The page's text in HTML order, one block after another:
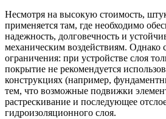
Несмотря на высокую стоимость,
применяется там, где необходимо
надежность, долговечность и
механическим воздействиям. Однако
ограничения: при устройстве слоя
покрытие не рекомендуется
конструкциях (например,
тем, что возможные подвижки
растрескивание и последующее
гидроизоляционного слоя.